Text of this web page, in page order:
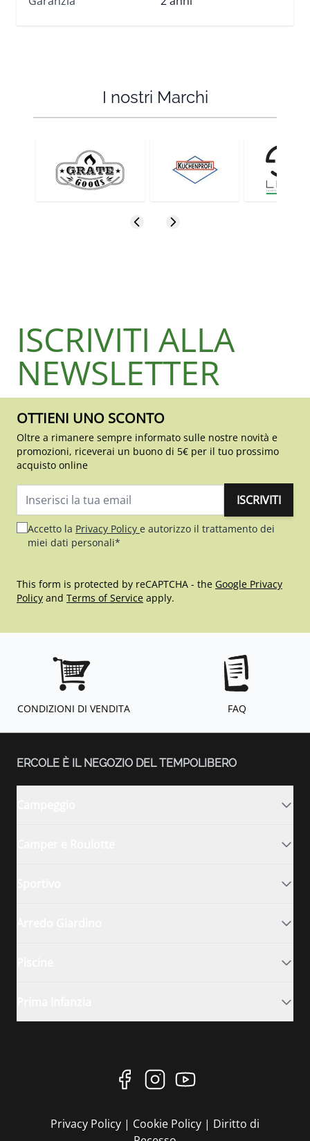
I nostri Marchi
ISCRIVITI ALLA
NEWSLETTER
OTTIENI UNO SCONTO
Oltre a rimanere sempre informato sulle nostre novità e
promozioni, riceverai un buono di 5€ per il tuo prossimo
acquisto online
ISCRIVITI
Accetto la Privacy Policy e autorizzo il trattamento dei
miei dati personali*
This form is protected by reCAPTCHA - the Google Privacy
Policy and Terms of Service apply.
CONDIZIONI DI VENDITA FAQ
ERCOLE È IL NEGOZIO DEL TEMPOLIBERO
Privacy Policy | Cookie Policy | Diritto di